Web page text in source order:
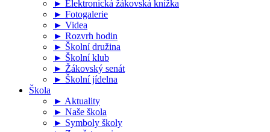
► Elektronická žákovská knížka
► Fotogalerie
► Videa
► Rozvrh hodin
► Školní družina
► Školní klub
► Žákovský senát
► Školní jídelna
Škola
► Aktuality
► Naše škola
► Symboly školy